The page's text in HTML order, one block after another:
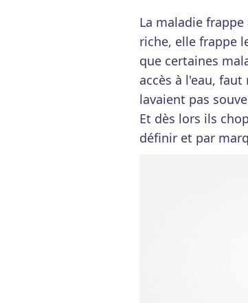
La maladie
riche, elle frappe
que certaines
accès à l'eau,
lavaient pas
Et dès lors ils
définir et par